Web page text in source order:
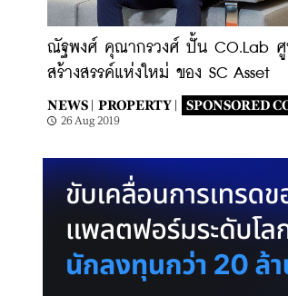
ณัฐพงศ์ คุณากรวงศ์ ปั้น CO.Lab ศู
สร้างสรรค์แห่งใหม่ ของ SC Asset
NEWS | PROPERTY | SPONSORED
26 Aug 2019